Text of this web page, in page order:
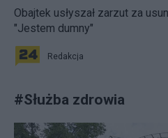
Obajtek usłyszał zarzut za
"Jestem dumny"
Redakcja
#Służba zdrowia